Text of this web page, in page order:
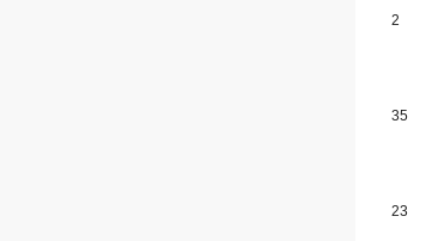
2
35
23